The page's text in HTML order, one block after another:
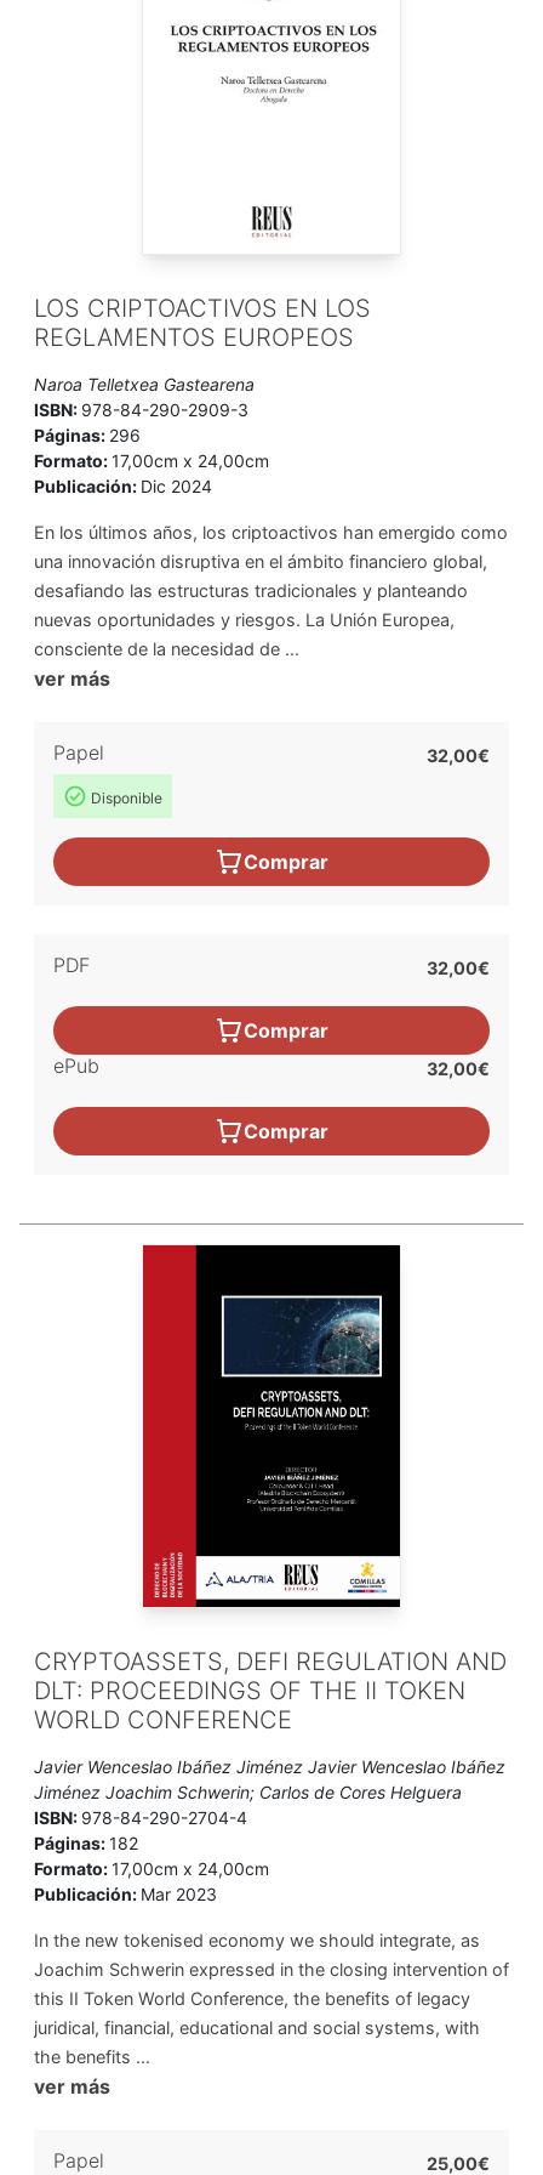
LOS CRIPTOACTIVOS EN LOS
REGLAMENTOS EUROPEOS
Naroa Telletxea Gastearena
ISBN: 978-84-290-2909-3
Páginas: 296
Formato:17,00cm x 24,00cm
Publicación: Dic 2024
En los últimos años, los criptoactivos han emergido como
una innovación disruptiva en el ámbito financiero global,
desafiando las estructuras tradicionales y planteando
nuevas oportunidades y riesgos. La Unión Europea,
consciente de la necesidad de ...
ver más
Papel
Disponible
32,00€
Comprar
PDF 32,00€
Comprar
ePub
32,00€
Comprar
CRYPTOASSETS, DEFI REGULATION AND
DLT: PROCEEDINGS OF THE II TOKEN
WORLD CONFERENCE
Javier Wenceslao Ibáñez Jiménez Javier Wenceslao Ibáñez
Jiménez Joachim Schwerin; Carlos de Cores Helguera
ISBN: 978-84-290-2704-4
Páginas:182
Formato:17,00cm x 24,00cm
Publicación: Mar 2023
In the new tokenised economy we should integrate, as
Joachim Schwerin expressed in the closing intervention of
this II Token World Conference, the benefits of legacy
juridical, financial, educational and social systems, with
the benefits ...
ver más
Papel 25,00€